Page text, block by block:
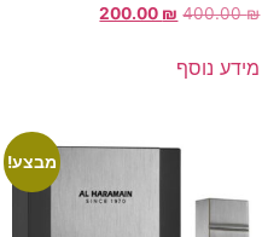
400.00₪
200.00 ₪
מידע נוסף
מבצע!